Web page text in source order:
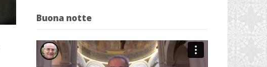
Buona notte